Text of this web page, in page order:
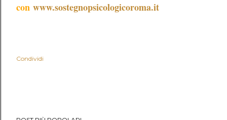
con www.sostegnopsicologicoroma.it
Condividi